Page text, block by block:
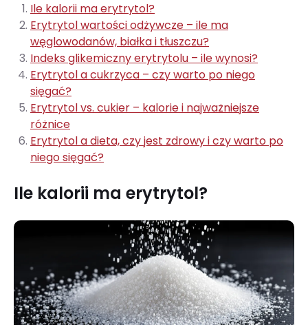
Ile kalorii ma erytrytol?
Erytrytol wartości odżywcze – ile ma
węglowodanów, białka i tłuszczu?
Indeks glikemiczny erytrytolu – ile wynosi?
Erytrytol a cukrzyca – czy warto po niego
sięgać?
Erytrytol vs. cukier – kalorie i najważniejsze
różnice
Erytrytol a dieta, czy jest zdrowy i czy warto po
niego sięgać?
Ile kalorii ma erytrytol?